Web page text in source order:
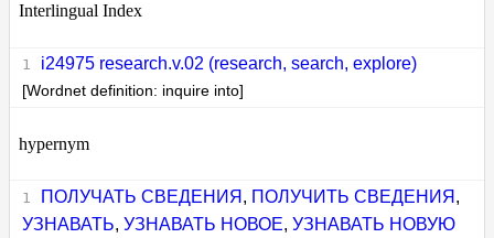
Interlingual Index
i24975 research.v.02 (research, search, explore)
[Wordnet definition: inquire into]
hypernym
ПОЛУЧАТЬ СВЕДЕНИЯ , ПОЛУЧИТЬ СВЕДЕНИЯ ,
УЗНАВАТЬ,УЗНАВАТЬ НОВОЕ,УЗНАВАТЬ НОВУЮ